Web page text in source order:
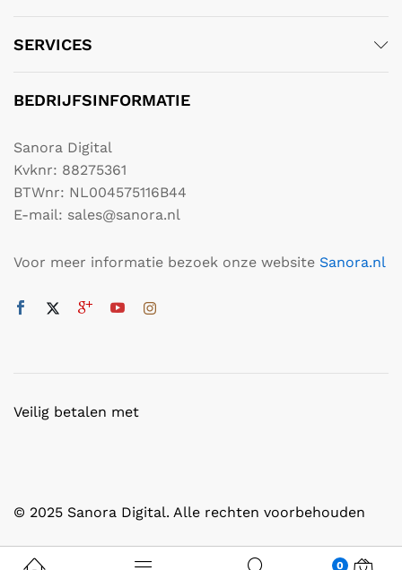
SERVICES
BEDRIJFSINFORMATIE
Sanora Digital
Kvknr: 88275361
BTWnr: NL004575116B44
E-mail: sales@sanora.nl
Voor meer informatie bezoek onze website Sanora.nl
© 2025 Sanora Digital. Alle rechten voorbehouden
Veilig betalen met
0